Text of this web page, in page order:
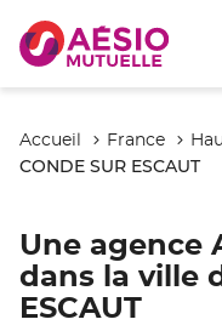
Accueil France
CONDE SUR ESCAUT
Une agence
dans la ville
ESCAUT